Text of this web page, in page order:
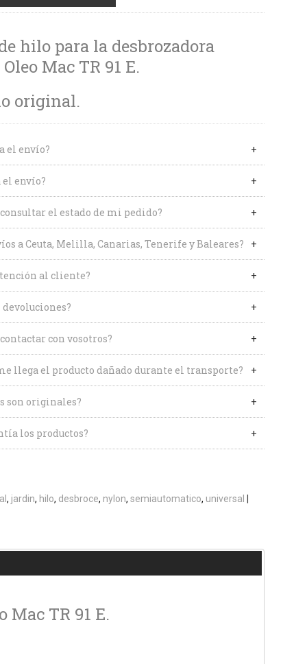
hilo para la desbrozadora
Mac TR 91 E.
original.
el envío?
el envío?
consultar el estado de mi pedido?
a Ceuta, Melilla, Canarias, Tenerife y Baleares?
al cliente?
con vosotros?
llega el producto dañado durante el transporte?
son originales?
los productos?
jardin hilo desbroce nylon semiautomatico universal |
Mac TR 91 E.